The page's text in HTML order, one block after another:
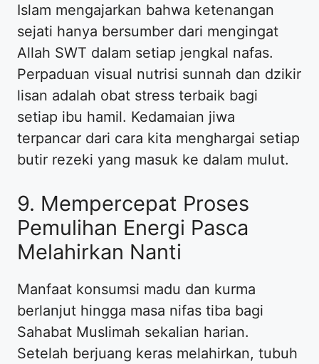
Islam mengajarkan bahwa ketenangan
sejati hanya bersumber dari mengingat
Allah SWT dalam setiap jengkal nafas.
Perpaduan visual nutrisi sunnah dan dzikir
lisan adalah obat stress terbaik bagi
setiap ibu hamil. Kedamaian jiwa
terpancar dari cara kita menghargai setiap
butir rezeki yang masuk ke dalam mulut.
9. Mempercepat Proses
Pemulihan Energi Pasca
Melahirkan Nanti
Manfaat konsumsi madu dan kurma
berlanjut hingga masa nifas tiba bagi
Sahabat Muslimah sekalian harian.
Setelah berjuang keras melahirkan, tubuh